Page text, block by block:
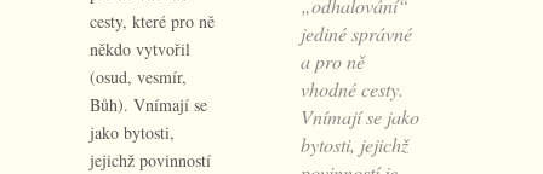
„odhalování“
jediné správné
a pro ně
vhodné cesty.
Vnímají se jako
bytosti, jejichž
cesty, které pro ně
někdo vytvořil
(osud, vesmír,
Bůh). Vnímají se
jako bytosti,
jejichž povinností